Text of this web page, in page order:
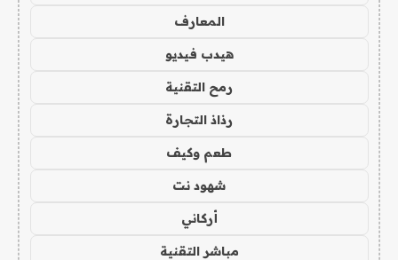
المعارف
هيدب فيديو
رمح التقنية
رذاذ التجارة
طعم وكيف
شهود نت
أركاني
مباشر التقنية